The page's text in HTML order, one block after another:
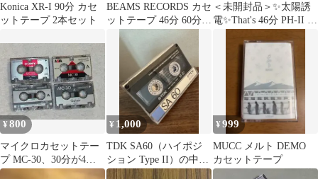
Konica XR-I 90分 カセ
ットテープ 2本セット
BEAMS RECORDS カセ
ットテープ 46分 60分 2
本セット
＜未開封品＞✨太陽誘
電✨️That's 46分 PH-II ハ
¥800
マイクロカセットテー
プ MC-30、30分が4
本、中古
¥ 1,000
TDK SA60（ハイポジ
ション Type II）の中古
カセットです。
¥999
MUCC メルト DEMO
カセットテープ